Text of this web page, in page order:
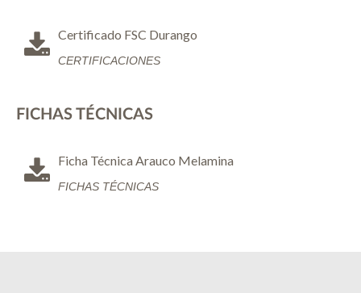
Certificado FSC Durango
CERTIFICACIONES
FICHAS TÉCNICAS
Ficha Técnica Arauco Melamina
FICHAS TÉCNICAS